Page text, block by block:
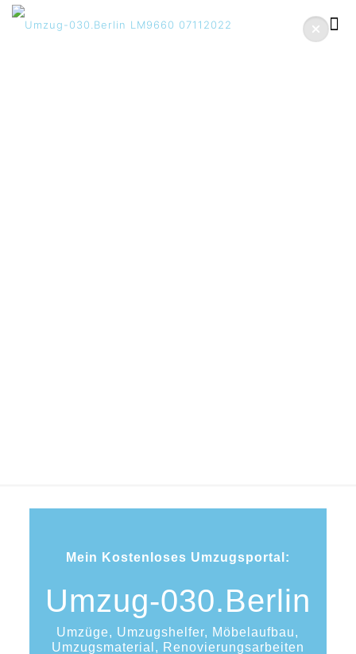
Mein Kostenloses Umzugsportal:
Umzug-030.Berlin
Umzüge, Umzugshelfer, Möbelaufbau,
Umzugsmaterial, Renovierungsarbeiten